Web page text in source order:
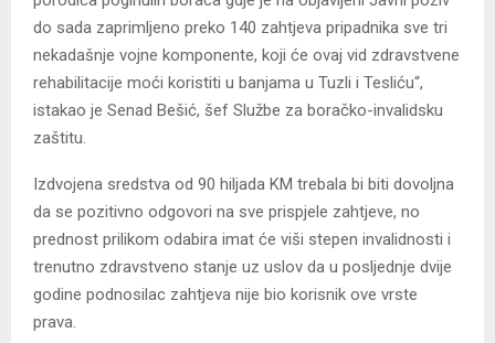
do sada zaprimljeno preko 140 zahtjeva pripadnika sve tri
nekadašnje vojne komponente, koji će ovaj vid zdravstvene
rehabilitacije moći koristiti u banjama u Tuzli i Tesliću“,
istakao je Senad Bešić, šef Službe za boračko-invalidsku
zaštitu.
Izdvojena sredstva od 90 hiljada KM trebala bi biti dovoljna
da se pozitivno odgovori na sve prispjele zahtjeve, no
prednost prilikom odabira imat će viši stepen invalidnosti i
trenutno zdravstveno stanje uz uslov da u posljednje dvije
godine podnosilac zahtjeva nije bio korisnik ove vrste
prava.